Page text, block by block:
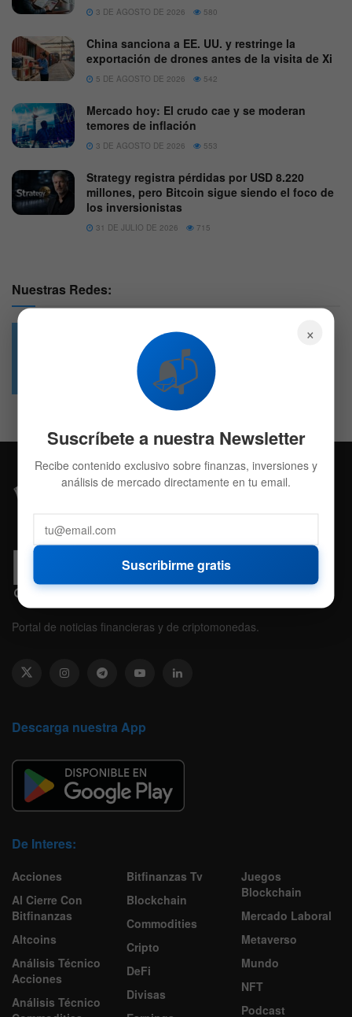
3 DE AGOSTO DE 2026 580
China sanciona a EE. UU. y restringe la
exportación de drones antes de la visita de Xi
5 DE AGOSTO DE 2026 542
Mercado hoy: El crudo cae y se moderan
temores de inflación
3 DE AGOSTO DE 2026 553
Strategy registra pérdidas por USD 8.220
millones, pero Bitcoin sigue siendo el foco de
los inversionistas
31 DE JULIO DE 2026 715
Nuestras Redes:
4.7k
Followers
Portal de noticias financieras y de criptomonedas.
Descarga nuestra App
De Interes:
Acciones
Al Cierre Con
Bitfinanzas
Altcoins
Análisis Técnico
Acciones
Análisis Técnico
Bitfinanzas Tv
Blockchain
Commodities
Cripto
DeFi
Divisas
Juegos
Blockchain
Mercado Laboral
Metaverso
Mundo
NFT
Podcast
×
📬
Suscríbete a nuestra Newsletter
Recibe contenido exclusivo sobre finanzas, inversiones y
análisis de mercado directamente en tu email.
Suscribirme gratis